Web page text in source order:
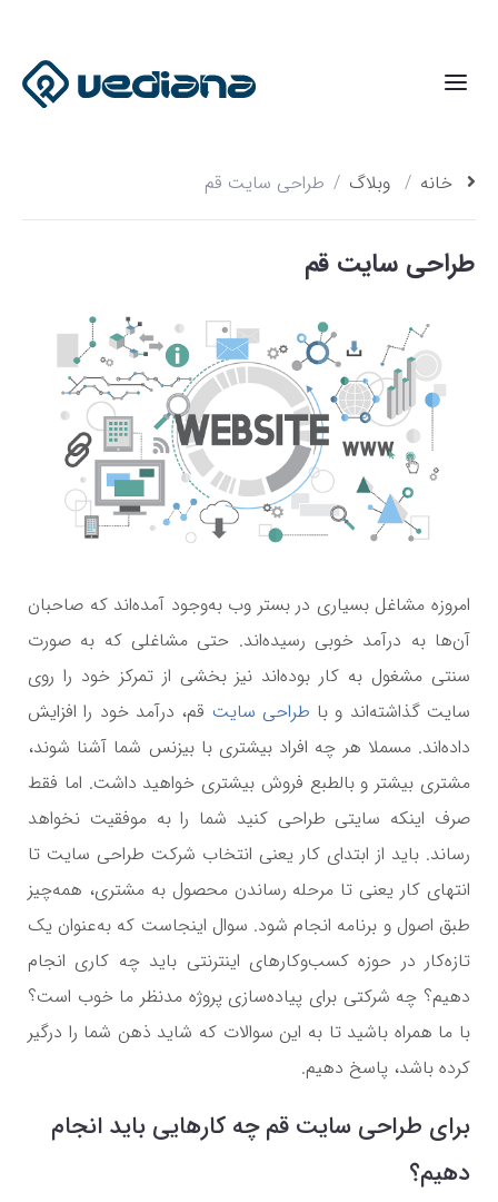
خانه وبلاگ طراحی سایت قم
طراحی سایت قم
امروزه مشاغل بسیاری در بستر وب به‌وجود آمده‌اند که صاحبان
آن‌ها به درآمد خوبی رسیده‌اند. حتی مشاغلی که به صورت
سنتی مشغول به کار بوده‌اند نیز بخشی از تمرکز خود را روی
سایت گذاشته‌اند و با طراحی سایت قم، درآمد خود را افزایش
داده‌اند. مسملا هر چه افراد بیشتری با بیزنس شما آشنا شوند،
مشتری بیشتر و بالطبع فروش بیشتری خواهید داشت. اما فقط
صرف اینکه سایتی طراحی کنید شما را به موفقیت نخواهد
رساند. باید از ابتدای کار یعنی انتخاب شرکت طراحی سایت تا
انتهای کار یعنی تا مرحله رساندن محصول به مشتری، همه‌چیز
طبق اصول و برنامه انجام شود. سوال اینجاست که به‌عنوان یک
تازه‌کار در حوزه کسب‌وکارهای اینترنتی باید چه کاری انجام
دهیم؟ چه شرکتی برای پیاده‌سازی پروژه مدنظر ما خوب است؟
با ما همراه باشید تا به این سوالات که شاید ذهن شما را درگیر
کرده باشد، پاسخ دهیم.
برای طراحی سایت قم چه کارهایی باید انجام
دهیم؟